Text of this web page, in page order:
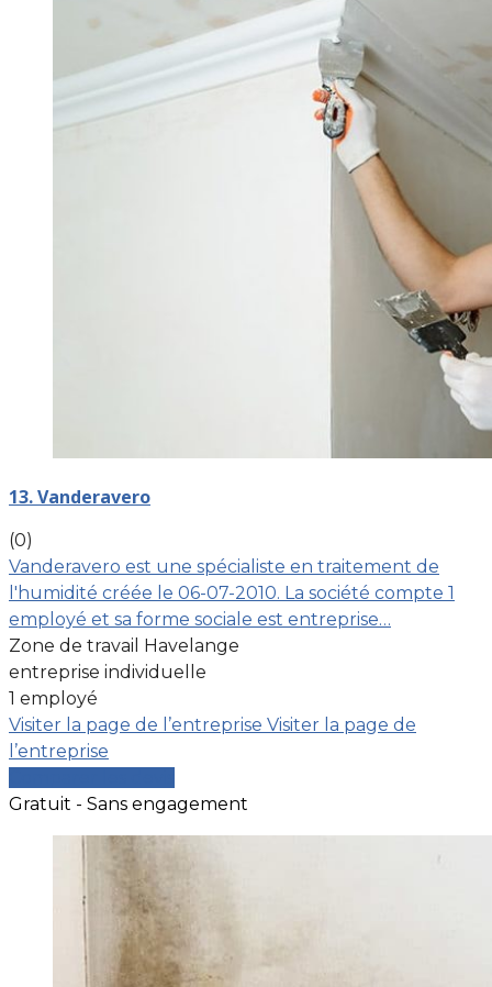
13. Vanderavero
(0)
Vanderavero est une spécialiste en traitement de
l'humidité créée le 06-07-2010. La société compte 1
employé et sa forme sociale est entreprise…
Zone de travail Havelange
entreprise individuelle
1 employé
Visiter la page de l’entreprise Visiter la page de
l’entreprise
Gratuit - Sans engagement